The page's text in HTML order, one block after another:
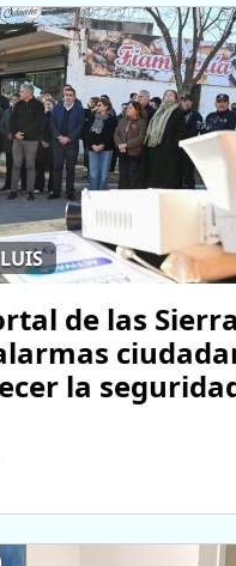
de las
la